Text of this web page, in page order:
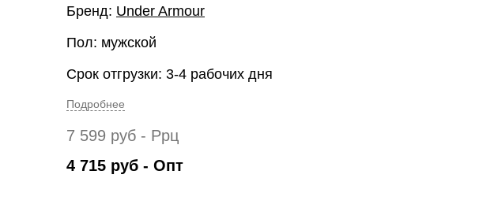
Бренд: Under Armour
Пол: мужской
Срок отгрузки: 3-4 рабочих дня
Подробнее
7 599 руб - Ррц
4 715 руб - Опт